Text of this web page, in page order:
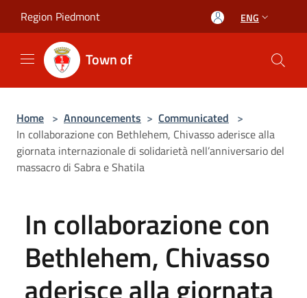
Region Piedmont ENG
Town of
Home > Announcements > Communicated >
In collaborazione con Bethlehem, Chivasso aderisce alla
giornata internazionale di solidarietà nell’anniversario del
massacro di Sabra e Shatila
In collaborazione con
Bethlehem, Chivasso